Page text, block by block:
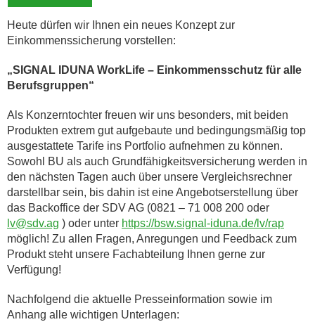
Heute dürfen wir Ihnen ein neues Konzept zur
Einkommenssicherung vorstellen:
„SIGNAL IDUNA WorkLife – Einkommensschutz für alle
Berufsgruppen“
Als Konzerntochter freuen wir uns besonders, mit beiden
Produkten extrem gut aufgebaute und bedingungsmäßig top
ausgestattete Tarife ins Portfolio aufnehmen zu können.
Sowohl BU als auch Grundfähigkeitsversicherung werden in
den nächsten Tagen auch über unsere Vergleichsrechner
darstellbar sein, bis dahin ist eine Angebotserstellung über
das Backoffice der SDV AG (0821 – 71 008 200 oder
lv@sdv.ag ) oder unter https://bsw.signal-iduna.de/lv/rap
möglich! Zu allen Fragen, Anregungen und Feedback zum
Produkt steht unsere Fachabteilung Ihnen gerne zur
Verfügung!
Nachfolgend die aktuelle Presseinformation sowie im
Anhang alle wichtigen Unterlagen: